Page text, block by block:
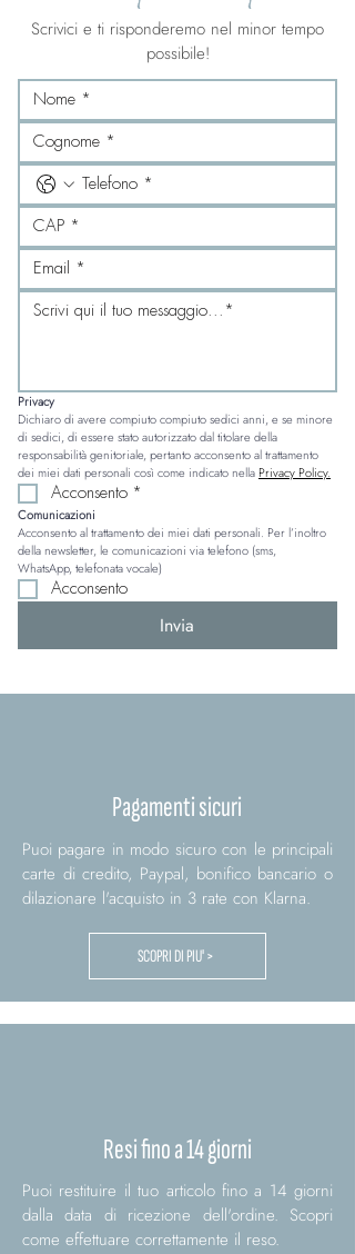
Scrivici e ti risponderemo nel minor tempo
possibile!
Privacy
Dichiaro di avere compiuto compiuto sedici anni, e se minore
di sedici, di essere stato autorizzato dal titolare della
responsabilità genitoriale, pertanto acconsento al trattamento
dei miei dati personali così come indicato nella Privacy Policy.
Acconsento *
Comunicazioni
Acconsento al trattamento dei miei dati personali. Per l’inoltro
della newsletter, le comunicazioni via telefono (sms,
WhatsApp, telefonata vocale)
Acconsento
Invia
Pagamenti sicuri
Puoi pagare in modo sicuro con le principali
carte di credito, Paypal, bonifico bancario o
dilazionare l'acquisto in 3 rate con Klarna.
SCOPRI DI PIU' >
Resi fino a 14 giorni
Puoi restituire il tuo articolo fino a 14 giorni
dalla data di ricezione dell'ordine. Scopri
come effettuare correttamente il reso.